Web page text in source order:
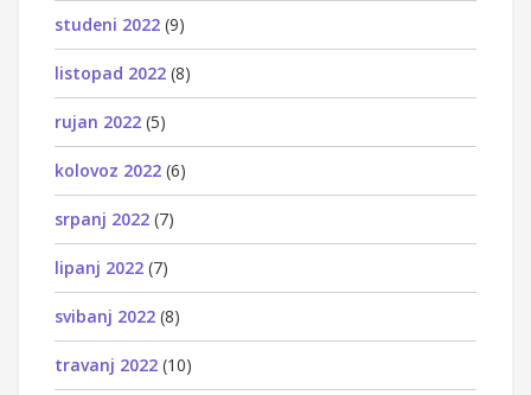
studeni 2022 (9)
listopad 2022 (8)
rujan 2022 (5)
kolovoz 2022 (6)
srpanj 2022 (7)
lipanj 2022 (7)
svibanj 2022 (8)
travanj 2022 (10)